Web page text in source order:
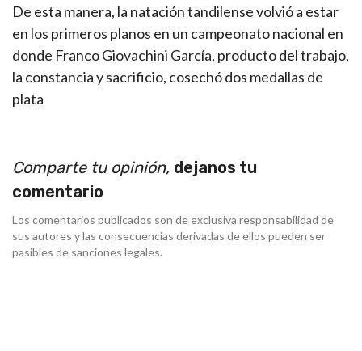
De esta manera, la natación tandilense volvió a estar
en los primeros planos en un campeonato nacional en
donde Franco Giovachini García, producto del trabajo,
la constancia y sacrificio, cosechó dos medallas de
plata
Comparte tu opinión, dejanos tu
comentario
Los comentarios publicados son de exclusiva responsabilidad de
sus autores y las consecuencias derivadas de ellos pueden ser
pasibles de sanciones legales.